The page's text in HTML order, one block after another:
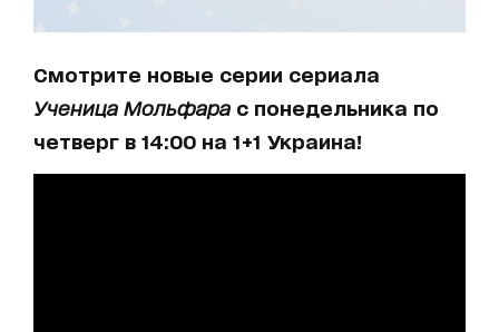
Смотрите новые серии сериала
Ученица Мольфара с понедельника по
четверг в 14:00 на 1+1 Украина!